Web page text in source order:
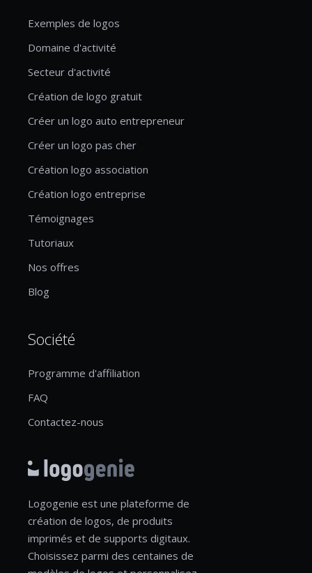
Exemples de logos
Domaine d'activité
Secteur d'activité
Création de logo gratuit
Créer un logo auto entrepreneur
Créer un logo pas cher
Création logo association
Création logo entreprise
Témoignages
Tutoriaux
Nos offres
Blog
Société
Programme d'affiliation
FAQ
Contactez-nous
Logogenie est une plateforme de
création de logos, de produits
imprimés et de supports digitaux.
Choisissez parmi des centaines de